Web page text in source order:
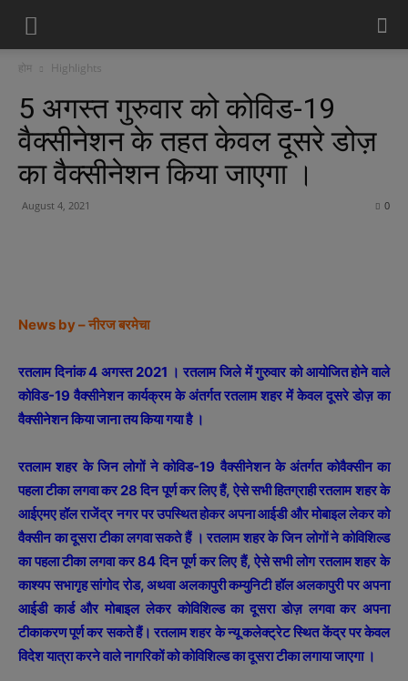
होम Highlights
5 अगस्त गुरुवार को कोविड-19
वैक्सीनेशन के तहत केवल दूसरे डोज़
का वैक्सीनेशन किया जाएगा ।
August 4, 2021 0
News by – नीरज बरमेचा
रतलाम दिनांक 4 अगस्त 2021 । रतलाम जिले में गुरुवार को आयोजित होने वाले
कोविड-19 वैक्सीनेशन कार्यक्रम के अंतर्गत रतलाम शहर में केवल दूसरे डोज़ का
वैक्सीनेशन किया जाना तय किया गया है ।
रतलाम शहर के जिन लोगों ने कोविड-19 वैक्सीनेशन के अंतर्गत कोवैक्सीन का
पहला टीका लगवा कर 28 दिन पूर्ण कर लिए हैं, ऐसे सभी हितग्राही रतलाम शहर के
आईएमए हॉल राजेंद्र नगर पर उपस्थित होकर अपना आईडी और मोबाइल लेकर को
वैक्सीन का दूसरा टीका लगवा सकते हैं । रतलाम शहर के जिन लोगों ने कोविशिल्ड
का पहला टीका लगवा कर 84 दिन पूर्ण कर लिए हैं, ऐसे सभी लोग रतलाम शहर के
काश्यप सभागृह सांगोद रोड, अथवा अलकापुरी कम्युनिटी हॉल अलकापुरी पर अपना
आईडी कार्ड और मोबाइल लेकर कोविशिल्ड का दूसरा डोज़ लगवा कर अपना
टीकाकरण पूर्ण कर सकते हैं। रतलाम शहर के न्यू कलेक्ट्रेट स्थित केंद्र पर केवल
विदेश यात्रा करने वाले नागरिकों को कोविशिल्ड का दूसरा टीका लगाया जाएगा ।